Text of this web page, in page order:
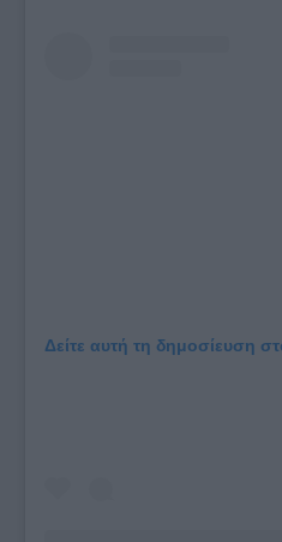
Δείτε αυτή τη δημοσίευση